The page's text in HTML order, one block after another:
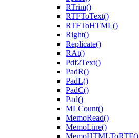
RTrim()
RTFToText()
RTFToHTML()
Right()
Replicate()
RAt()
Pdf2Text()
PadR()
PadL()
PadC()
Pad()
MLCount()
MemoRead()
MemoLine()
MemoHTMLToRTF()